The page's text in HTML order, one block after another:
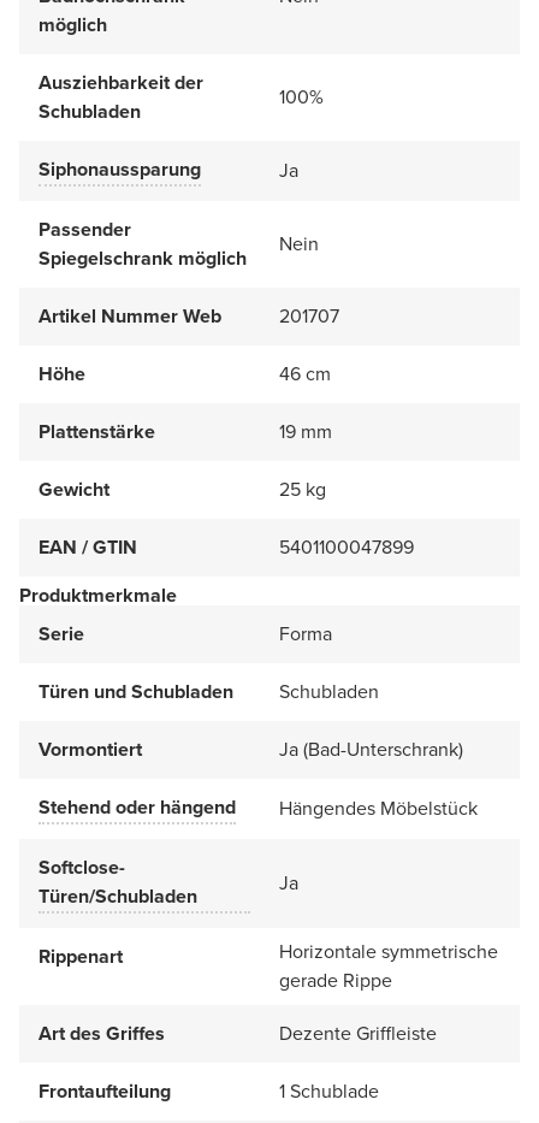
möglich
Ausziehbarkeit der
Schubladen
100%
Siphonaussparung Ja
Passender
Spiegelschrank möglich
Nein
Artikel Nummer Web 201707
Höhe 46 cm
Plattenstärke 19 mm
Gewicht 25 kg
EAN / GTIN
5401100047899
Produktmerkmale
Serie
Forma
Türen und Schubladen Schubladen
Vormontiert Ja (Bad-Unterschrank)
Stehend oder hängend Hängendes Möbelstück
Softclose-
Türen/Schubladen
Ja
Rippenart
Horizontale symmetrische
gerade Rippe
Art des Griffes
Dezente Griffleiste
Frontaufteilung 1 Schublade